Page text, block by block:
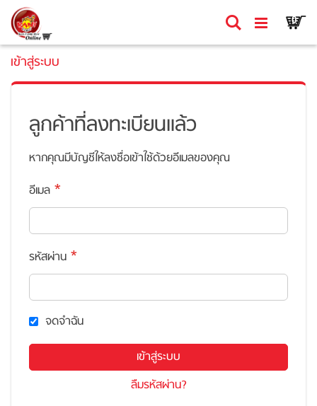
Skip
to
Content
0รายก
ค้นหา
เข้าสู่ระบบ
ลูกค้าที่ลงทะเบียนแล้ว
หากคุณมีบัญชีให้ลงชื่อเข้าใช้ด้วยอีเมลของคุณ
อีเมล
รหัสผ่าน
จดจำฉัน
เข้าสู่ระบบ
ลืมรหัสผ่าน?